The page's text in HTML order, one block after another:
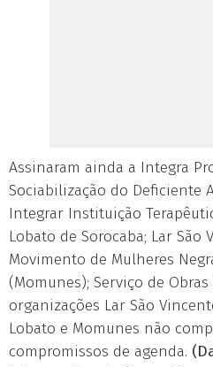
Assinaram ainda a Integra
Sociabilização do Deficiente
Integrar Instituição
Lobato de Sorocaba; Lar São
Movimento de Mulheres
(Momunes); Serviço de Obras
organizações Lar São
Lobato e Momunes não
compromissos de agenda.